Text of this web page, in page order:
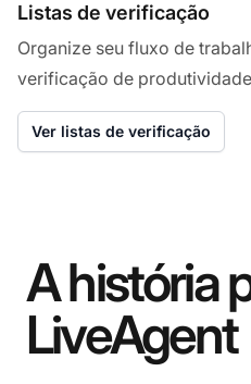
Listas de verificação
Organize seu fluxo de
verificação de
Ver listas de verificação
A história
LiveAgent